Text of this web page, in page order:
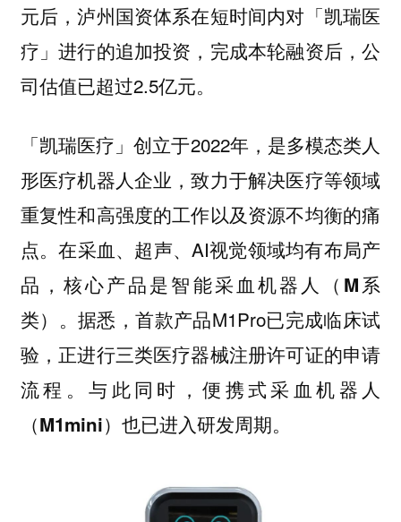
元后，泸州国资体系在短时间内对「凯瑞医
疗」进行的追加投资，完成本轮融资后，公
司估值已超过2.5亿元。
「凯瑞医疗」创立于2022年，是多模态类人
形医疗机器人企业，致力于解决医疗等领域
重复性和高强度的工作以及资源不均衡的痛
点。在采血、超声、AI视觉领域均有布局产
品，核心产品是智能采血机器人（M系
类） 。据悉，首款产品M1Pro已完成临床试
验，正进行三类医疗器械注册许可证的申请
流程。与此同时，便携式采血机器人
（M1mini） 也已进入研发周期。